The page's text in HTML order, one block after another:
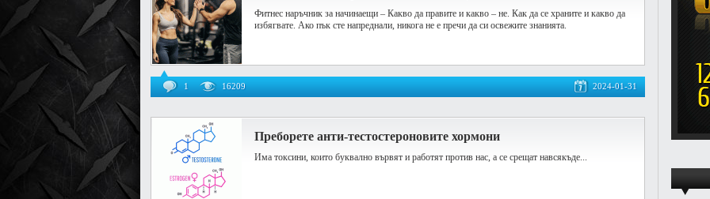
Фитнес наръчник за начинаещи – Какво да правите и какво – не. Как да се храните и какво да
избягвате. Ако пък сте напреднали, никога не е пречи да си освежите знанията.
1 16209 2024-01-31
Преборете анти-тестостероновите хормони
Има токсини, които буквално вървят и работят против нас, а се срещат навсякъде...